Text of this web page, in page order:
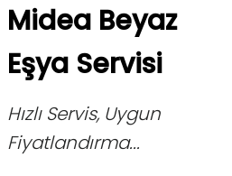
Midea Beyaz
Eşya Servisi
Hızlı Servis, Uygun
Fiyatlandırma...